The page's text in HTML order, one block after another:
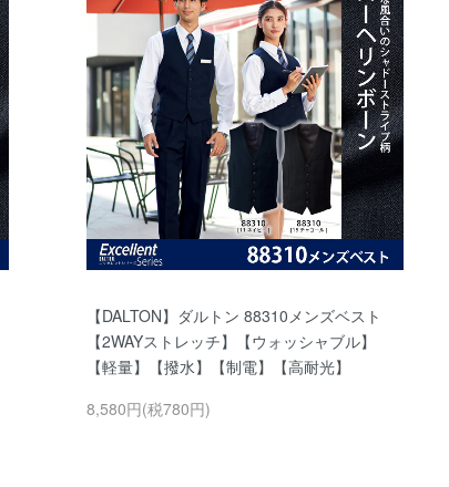
【DALTON】ダルトン 88310メンズベスト
【2WAYストレッチ】【ウォッシャブル】
【軽量】【撥水】【制電】【高耐光】
8,580円(税780円)